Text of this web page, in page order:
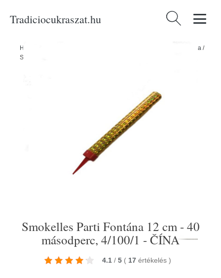
Tradiciocukraszat.hu Keresés:
Home Szórakoztató pirotechnika /
Smokelles Parti Fontána 12 cm - 40 másodperc, 4/100/1 - ČÍNA
Smokelles Parti Fontána 12 cm - 40
másodperc, 4/100/1 - ČÍNA
4.1 / 5 ( 17 értékelés )